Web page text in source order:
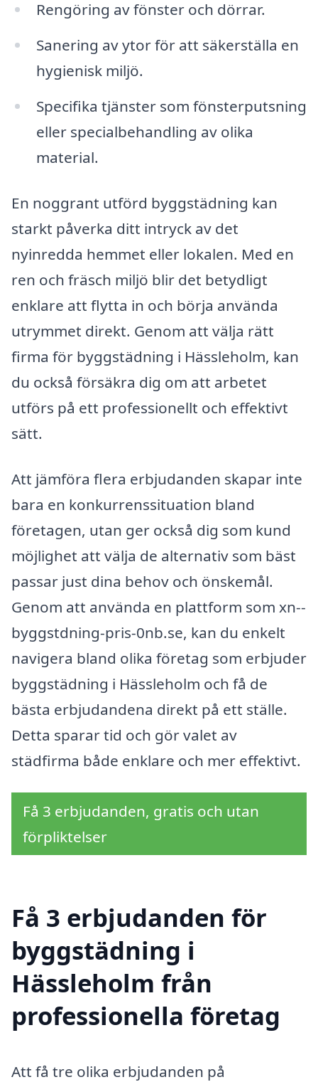
Rengöring av fönster och dörrar.
Sanering av ytor för att säkerställa en
hygienisk miljö.
Specifika tjänster som fönsterputsning
eller specialbehandling av olika
material.
En noggrant utförd byggstädning kan
starkt påverka ditt intryck av det
nyinredda hemmet eller lokalen. Med en
ren och fräsch miljö blir det betydligt
enklare att flytta in och börja använda
utrymmet direkt. Genom att välja rätt
firma för byggstädning i Hässleholm, kan
du också försäkra dig om att arbetet
utförs på ett professionellt och effektivt
sätt.
Att jämföra flera erbjudanden skapar inte
bara en konkurrenssituation bland
företagen, utan ger också dig som kund
möjlighet att välja de alternativ som bäst
passar just dina behov och önskemål.
Genom att använda en plattform som xn--
byggstdning-pris-0nb.se, kan du enkelt
navigera bland olika företag som erbjuder
byggstädning i Hässleholm och få de
bästa erbjudandena direkt på ett ställe.
Detta sparar tid och gör valet av
städfirma både enklare och mer effektivt.
Få 3 erbjudanden, gratis och utan
förpliktelser
Få 3 erbjudanden för
byggstädning i
Hässleholm från
professionella företag
Att få tre olika erbjudanden på